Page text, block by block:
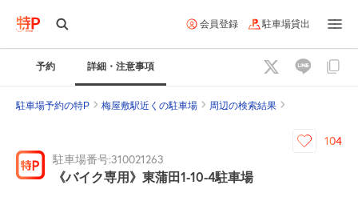
会員登録 駐車場貸出
予約 詳細・注意事項
駐車場予約の特P 梅屋敷駅近くの駐車場 周辺の検索結果
104
駐車場番号:310021263
《バイク専用》東蒲田1-10-4駐車場